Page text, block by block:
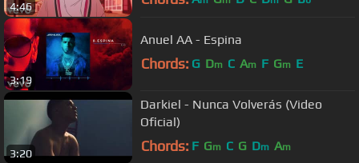
4:46
3:19
Anuel AA - Espina
Chords: G Dm C Am F Gm E
3:20
Darkiel - Nunca Volverás (Video
Oficial)
Chords: F Gm C G Dm Am